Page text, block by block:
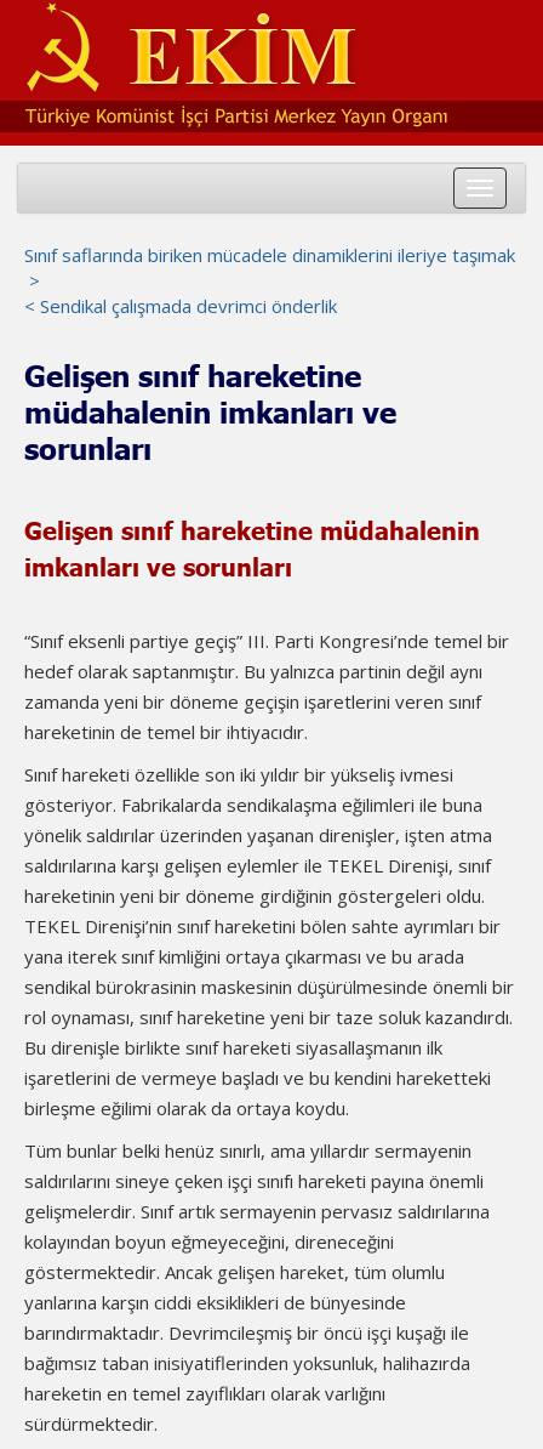
Toggle
Sınıf saflarında biriken mücadele dinamiklerini ileriye taşımak
>
< Sendikal çalışmada devrimci önderlik
Gelişen sınıf hareketine
müdahalenin imkanları ve
sorunları
Gelişen sınıf hareketine müdahalenin
imkanları ve sorunları
“Sınıf eksenli partiye geçiş” III. Parti Kongresi’nde temel bir
hedef olarak saptanmıştır. Bu yalnızca partinin değil aynı
zamanda yeni bir döneme geçişin işaretlerini veren sınıf
hareketinin de temel bir ihtiyacıdır.
Sınıf hareketi özellikle son iki yıldır bir yükseliş ivmesi
gösteriyor. Fabrikalarda sendikalaşma eğilimleri ile buna
yönelik saldırılar üzerinden yaşanan direnişler, işten atma
saldırılarına karşı gelişen eylemler ile TEKEL Direnişi, sınıf
hareketinin yeni bir döneme girdiğinin göstergeleri oldu.
TEKEL Direnişi’nin sınıf hareketini bölen sahte ayrımları bir
yana iterek sınıf kimliğini ortaya çıkarması ve bu arada
sendikal bürokrasinin maskesinin düşürülmesinde önemli bir
rol oynaması, sınıf hareketine yeni bir taze soluk kazandırdı.
Bu direnişle birlikte sınıf hareketi siyasallaşmanın ilk
işaretlerini de vermeye başladı ve bu kendini hareketteki
birleşme eğilimi olarak da ortaya koydu.
Tüm bunlar belki henüz sınırlı, ama yıllardır sermayenin
saldırılarını sineye çeken işçi sınıfı hareketi payına önemli
gelişmelerdir. Sınıf artık sermayenin pervasız saldırılarına
kolayından boyun eğmeyeceğini, direneceğini
göstermektedir. Ancak gelişen hareket, tüm olumlu
yanlarına karşın ciddi eksiklikleri de bünyesinde
barındırmaktadır. Devrimcileşmiş bir öncü işçi kuşağı ile
bağımsız taban inisiyatiflerinden yoksunluk, halihazırda
hareketin en temel zayıflıkları olarak varlığını
sürdürmektedir.